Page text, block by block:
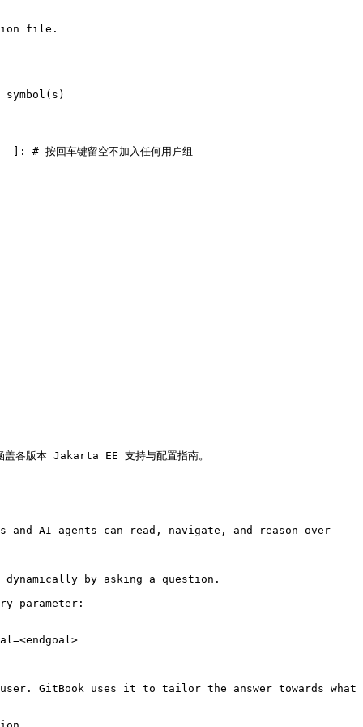
file.
回车键留空不加入任何用户组
本 Jakarta EE 支持与配置指南。
and AI agents can read, navigate, and reason over
by asking a question.
parameter:
GitBook uses it to tailor the answer towards what